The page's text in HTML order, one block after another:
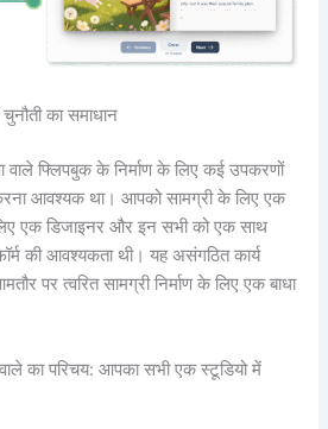
चुनौती का समाधान
वाले फ्लिपबुक के निर्माण के लिए कई उपकरणों
आवश्यक था। आपको सामग्री के लिए एक
एक डिजाइनर और इन सभी को एक साथ
की आवश्यकता थी। यह असंगठित कार्य
पर त्वरित सामग्री निर्माण के लिए एक बाधा
का परिचय: आपका सभी एक स्टूडियो में